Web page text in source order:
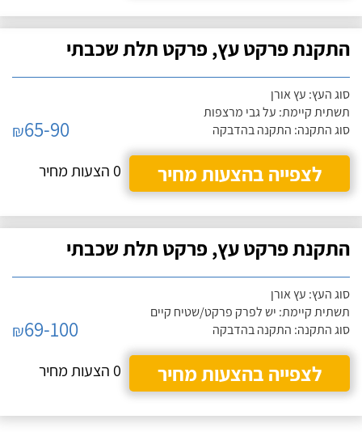
התקנת פרקט עץ, פרקט תלת שכבתי
סוג העץ: עץ אורן
תשתית קיימת: על גבי מרצפות
סוג התקנה: התקנה בהדבקה
₪65-90
לצפייה בהצעות מחיר
0 הצעות מחיר
התקנת פרקט עץ, פרקט תלת שכבתי
סוג העץ: עץ אורן
תשתית קיימת: יש לפרק פרקט/שטיח קיים
סוג התקנה: התקנה בהדבקה
₪69-100
לצפייה בהצעות מחיר
0 הצעות מחיר